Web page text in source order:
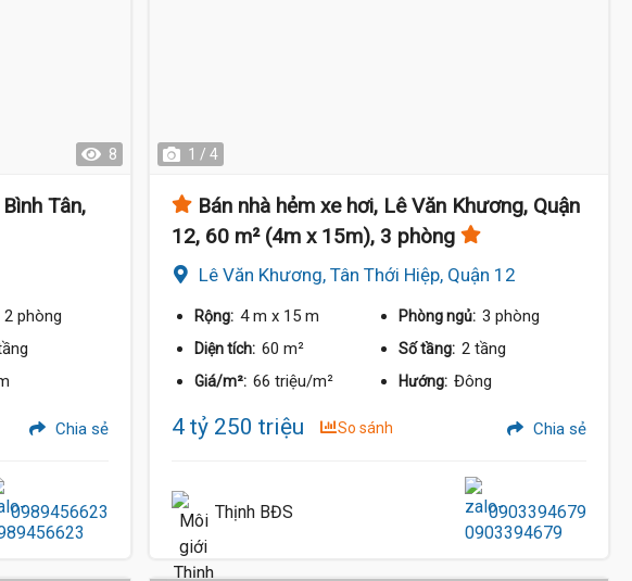
8
Tân,
2 phòng
Chia sẻ
0989456623
1 / 4
Bán nhà hẻm xe hơi, Lê Văn Khương, Quận
12, 60 m² (4m x 15m), 3 phòng
Lê Văn Khương, Tân Thới Hiệp, Quận 12
Rộng: 4 m x 15 m Phòng ngủ: 3 phòng
Diện tích: 60 m² Số tầng: 2 tầng
Giá/m²: 66 triệu/m² Hướng: Đông
4 tỷ 250 triệu So sánh Chia sẻ
Thịnh BĐS 0903394679